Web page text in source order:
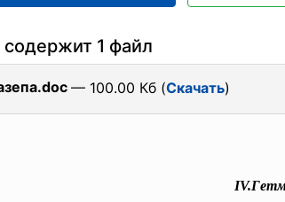
содержит 1 файл
— 100.00 Кб (Скачать)